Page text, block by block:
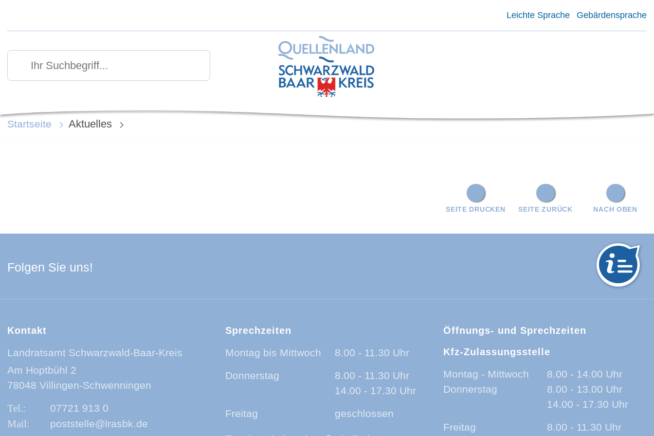
Leichte Sprache Gebärdensprache
Ihr Suchbegriff
Suchen
Startseite Aktuelles
NACH OBEN
SEITE ZURÜCK
SEITE DRUCKEN
Folgen Sie uns!
Kontakt
Landratsamt Schwarzwald-Baar-Kreis
Am Hoptbühl 2
78048 Villingen-Schwenningen
07721 913 0
poststelle@lrasbk.de
Sprechzeiten
Montag bis Mittwoch 8.00 - 11.30 Uhr
Donnerstag
8.00 - 11.30 Uhr
14.00 - 17.30 Uhr
Freitag geschlossen
Öffnungs- und Sprechzeiten
Kfz-Zulassungsstelle
Montag - Mittwoch
8.00 - 14.00 Uhr
Donnerstag
8.00 - 13.00 Uhr
14.00 - 17.30 Uhr
Freitag 8.00 - 11.30 Uhr